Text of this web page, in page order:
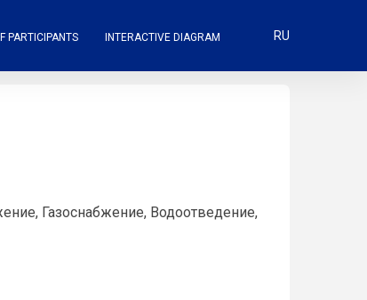
PARTICIPANTS INTERACTIVE DIAGRAM RU
Газоснабжение, Водоотведение,